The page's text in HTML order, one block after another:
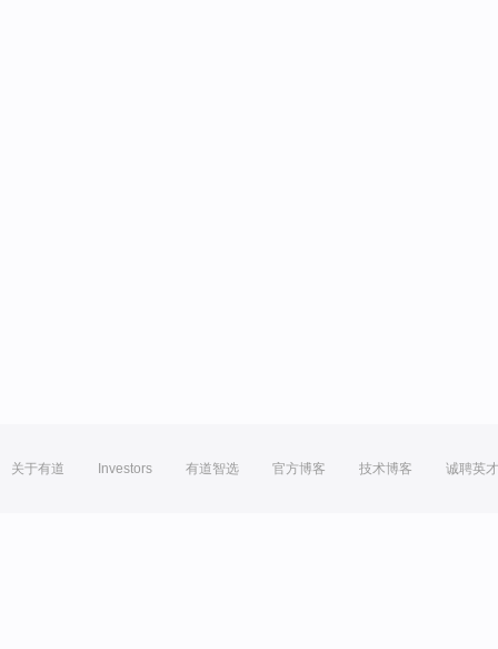
关于有道 Investors 有道智选 官方博客 技术博客 诚聘英才